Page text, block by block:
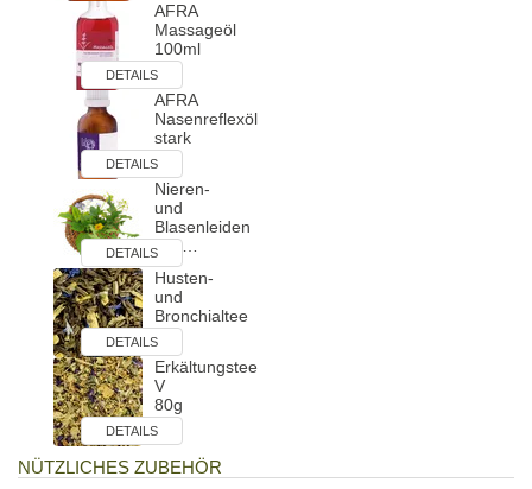
AFRA
Massageöl
100ml
DETAILS
AFRA
Nasenreflexöl
stark
DETAILS
Nieren-
und
Blasenleiden
nac…
DETAILS
Husten-
und
Bronchialtee
I …
DETAILS
Erkältungstee
V
80g
DETAILS
NÜTZLICHES ZUBEHÖR